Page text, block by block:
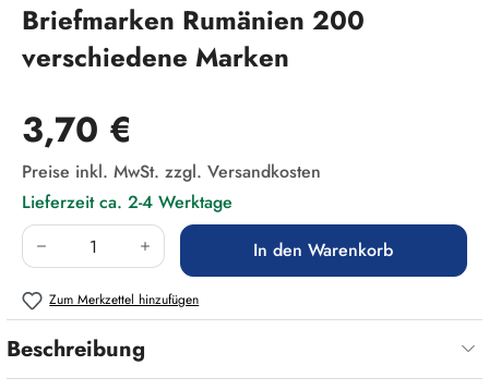
Briefmarken Rumänien 200
verschiedene Marken
Regulärer Preis:
3,70 €
Preise inkl. MwSt. zzgl. Versandkosten
Lieferzeit ca. 2-4 Werktage
Produkt Anzahl: Gib den gewünschten Wert
In den Warenkorb
Zum Merkzettel hinzufügen
Beschreibung